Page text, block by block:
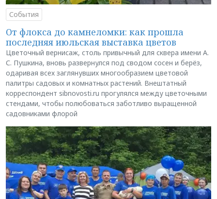
События
От флокса до камнеломки: как прошла
последняя июльская выставка цветов
Цветочный вернисаж, столь привычный для сквера имени А.
С. Пушкина, вновь развернулся под сводом сосен и берёз,
одаривая всех заглянувших многообразием цветовой
палитры садовых и комнатных растений. Внештатный
корреспондент sibnovosti.ru прогулялся между цветочными
стендами, чтобы полюбоваться заботливо выращенной
садовниками флорой